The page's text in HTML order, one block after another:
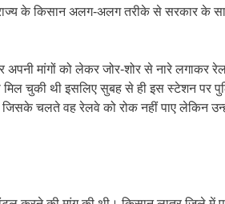
के किसान अलग-अलग तरीके से सरकार के
मांगों को लेकर जोर-शोर से नारे लगाकर
चुकी थी इसलिए सुबह से ही इस स्टेशन पर
चलते वह रेलवे को रोक नहीं पाए लेकिन